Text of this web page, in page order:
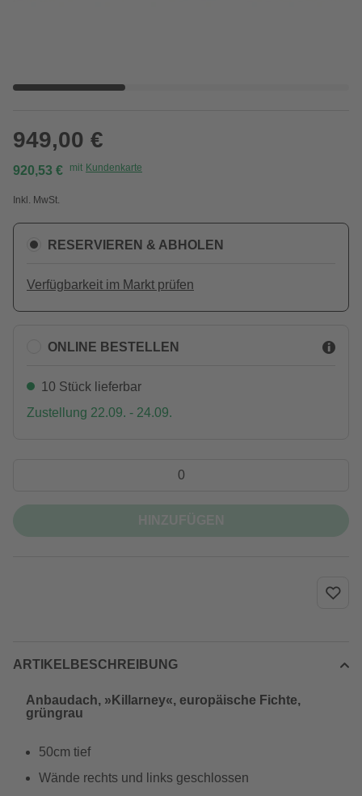
949,00 €
920,53 € mit Kundenkarte
Inkl. MwSt.
RESERVIEREN & ABHOLEN
Verfügbarkeit im Markt prüfen
ONLINE BESTELLEN
10 Stück lieferbar
Zustellung 22.09. - 24.09.
ARTIKELBESCHREIBUNG
Anbaudach, »Killarney«, europäische Fichte,
grüngrau
50cm tief
Wände rechts und links geschlossen